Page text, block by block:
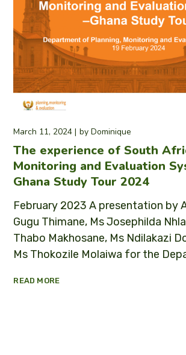
March 11, 2024 byDominique
The experience of South
Monitoring and Evaluation
Ghana Study Tour 2024
February 2023 A presentation by
Gugu Thimane, Ms Josephilda
Thabo Makhosane, Ms Ndilakazi
Ms Thokozile Molaiwa for the
READ MORE